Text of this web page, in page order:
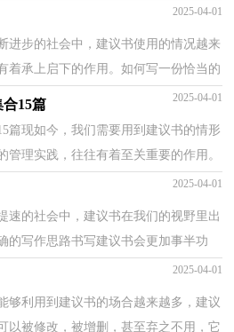
建议书呢？下面是小编为...
2025-04-01
进步的社会中，建议书使用的情况越来
着承上启下的作用。如何写一份恰当的
理的给市领导的环保建...
15篇 2025-04-01
篇现如今，我们需要用到建议书的情形
管理实践，往往有着至关重要的作用。
面是小编为大家收集的关...
2025-04-01
速的社会中，建议书在我们的视野里出
的写作思路书写建议书会更加事半功
雷呢？以下是小编精心整...
2025-04-01
够利用到建议书的场合越来越多，建议
以被修改，被增删，甚至弃之不用，它